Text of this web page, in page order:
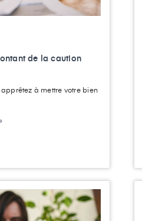
de la caution
à mettre votre bien